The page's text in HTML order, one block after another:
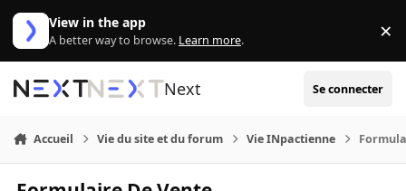
Aller au contenu
View in the app
A better way to browse. Learn more. ×
Next Se connecter
Accueil Vie du site et du forum Vie INpactienne